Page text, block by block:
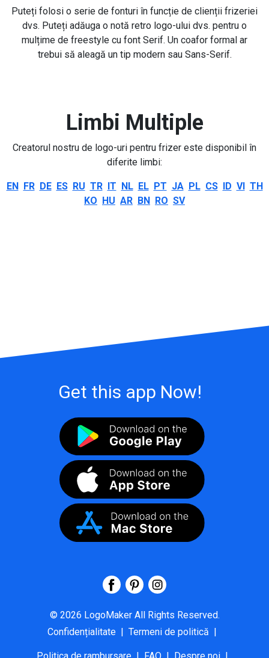
Puteți folosi o serie de fonturi în funcție de clienții frizeriei
dvs. Puteți adăuga o notă retro logo-ului dvs. pentru o
mulțime de freestyle cu font Serif. Un coafor formal ar
trebui să aleagă un tip modern sau Sans-Serif.
Limbi Multiple
Creatorul nostru de logo-uri pentru frizer este disponibil în
diferite limbi:
EN FR DE ES RU TR IT NL EL PT JA PL CS ID VI TH
KO HU AR BN RO SV
Get this app Now!
© 2026 LogoMaker All Rights Reserved.
Confidențialitate | Termeni de politică |